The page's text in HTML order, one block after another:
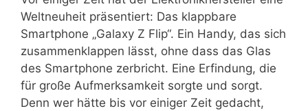
Weltneuheit präsentiert: Das klappbare
Smartphone „Galaxy Z Flip“. Ein Handy, das sich
zusammenklappen lässt, ohne dass das Glas
des Smartphone zerbricht. Eine Erfindung, die
für große Aufmerksamkeit sorgte und sorgt.
Denn wer hätte bis vor einiger Zeit gedacht,